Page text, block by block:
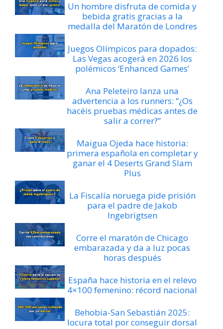
Un hombre disfruta de comida y
bebida gratis gracias a la
medalla del Maratón de Londres
Juegos Olímpicos para dopados:
Las Vegas acogerá en 2026 los
polémicos ‘Enhanced Games’
Ana Peleteiro lanza una
advertencia a los runners: “¿Os
hacéis pruebas médicas antes de
salir a correr?”
Maigua Ojeda hace historia:
primera española en completar y
ganar el 4 Deserts Grand Slam
Plus
La Fiscalía noruega pide prisión
para el padre de Jakob
Ingebrigtsen
Corre el maratón de Chicago
embarazada y da a luz pocas
horas después
España hace historia en el relevo
4×100 femenino: récord nacional
Behobia-San Sebastián 2025:
locura total por conseguir dorsal